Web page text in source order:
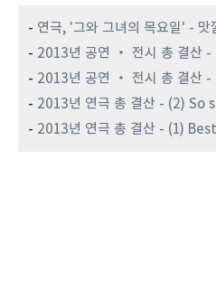
- 연극, '그와 그녀의 목요일' - 맛
- 2013년 공연 ・ 전시 총 결산
- 2013년 공연 ・ 전시 총 결산
- 2013년 연극 총 결산 - (2) So
- 2013년 연극 총 결산 - (1)